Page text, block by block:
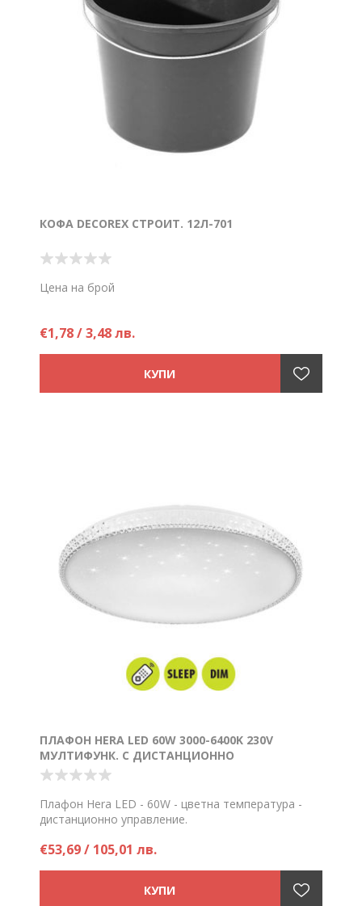
КОФА DECOREX СТРОИТ. 12Л-701
Цена на брой
€1,78 / 3,48 лв.
ПЛАФОН HERA LED 60W 3000-6400K 230V
МУЛТИФУНК. С ДИСТАНЦИОННО
Плафон Hera LED - 60W - цветна температура -
дистанционно управление.
€53,69 / 105,01 лв.